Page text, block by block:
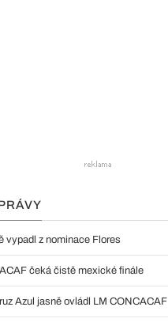
vypadl z nominace Flores
čeká čistě mexické finále
Azul jasně ovládl LM CONCACAF